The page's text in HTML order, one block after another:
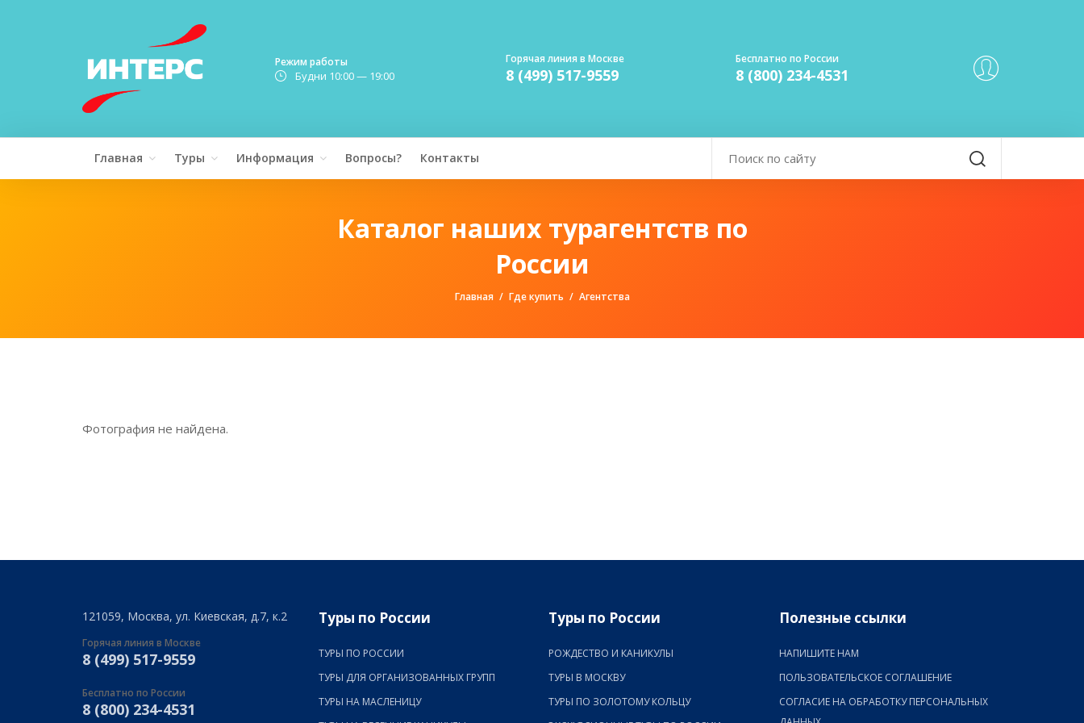
Режим работы
Будни 10:00 — 19:00
Горячая линия в Москве
8 (499) 517-9559
Бесплатно по России
8 (800) 234-4531
Главная Туры Информация Вопросы? Контакты
Каталог наших турагентств по
России
Главная Где купить Агентства
Фотография не найдена.
121059, Москва, ул. Киевская, д.7, к.2
Горячая линия в Москве
8 (499) 517-9559
Бесплатно по России
8 (800) 234-4531
Туры по России
ТУРЫ ПО РОССИИ
ТУРЫ ДЛЯ ОРГАНИЗОВАННЫХ ГРУПП
ТУРЫ НА МАСЛЕНИЦУ
Туры по России
РОЖДЕСТВО И КАНИКУЛЫ
ТУРЫ В МОСКВУ
ТУРЫ ПО ЗОЛОТОМУ КОЛЬЦУ
Полезные ссылки
НАПИШИТЕ НАМ
ПОЛЬЗОВАТЕЛЬСКОЕ СОГЛАШЕНИЕ
СОГЛАСИЕ НА ОБРАБОТКУ ПЕРСОНАЛЬНЫХ